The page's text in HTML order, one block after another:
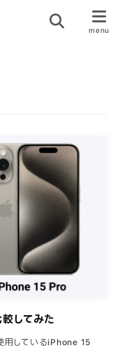
してみた
用しているiPhone 15